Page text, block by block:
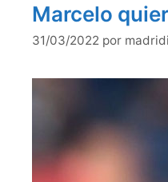
Marcelo
31/03/2022 por